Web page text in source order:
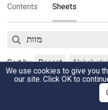
Contents Sheets
Sort by Recent
לתפוס ולעכל מה שהברואים
We use cookies to give you
our site. Click OK to